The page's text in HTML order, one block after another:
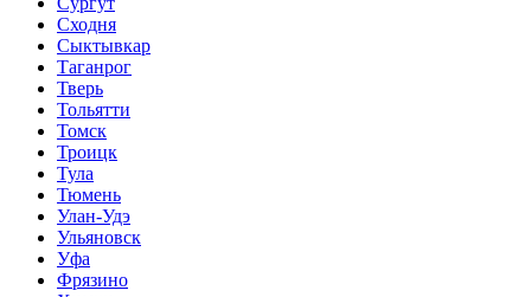
Сходня
Сыктывкар
Таганрог
Тверь
Тольятти
Томск
Троицк
Тула
Тюмень
Улан-Удэ
Ульяновск
Уфа
Фрязино